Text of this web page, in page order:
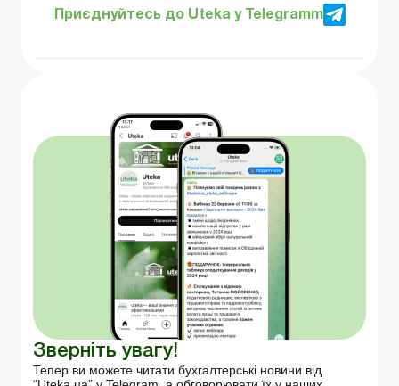
Приєднуйтесь до Uteka у Telegramm
Зверніть увагу!
Тепер ви можете читати бухгалтерські новини від